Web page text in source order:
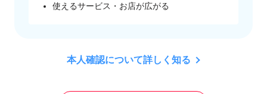
使えるサービス・お店が広がる
本人確認について詳しく知る